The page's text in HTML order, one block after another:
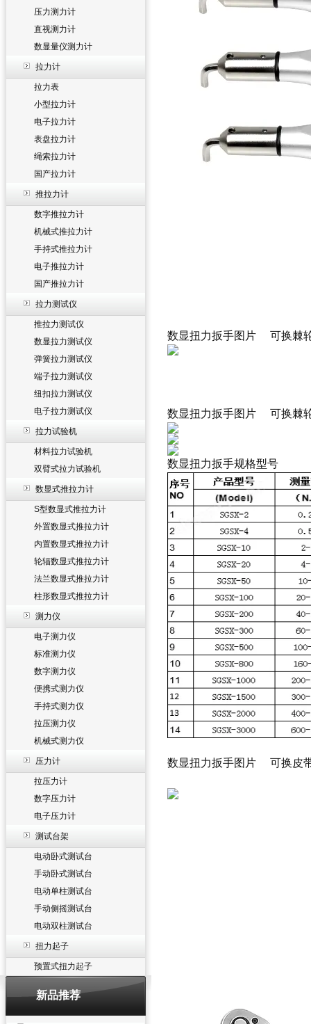
压力测力计
直视测力计
数显量仪测力计
拉力计
拉力表
小型拉力计
电子拉力计
表盘拉力计
绳索拉力计
国产拉力计
推拉力计
数字推拉力计
机械式推拉力计
手持式推拉力计
电子推拉力计
国产推拉力计
拉力测试仪
推拉力测试仪
数显拉力测试仪
弹簧拉力测试仪
端子拉力测试仪
纽扣拉力测试仪
电子拉力测试仪
拉力试验机
材料拉力试验机
双臂式拉力试验机
数显式推拉力计
S型数显式推拉力计
外置数显式推拉力计
内置数显式推拉力计
轮辐数显式推拉力计
法兰数显式推拉力计
柱形数显式推拉力计
测力仪
电子测力仪
标准测力仪
数字测力仪
便携式测力仪
手持式测力仪
拉压测力仪
机械式测力仪
压力计
拉压力计
数字压力计
电子压力计
测试台架
电动卧式测试台
手动卧式测试台
电动单柱测试台
手动侧摇测试台
电动双柱测试台
扭力起子
预置式扭力起子
新品推荐
数显扭力扳手图片 可换棘
数显扭力扳手图片 可换棘
数显扭力扳手规格型号
数显扭力扳手图片 可换皮